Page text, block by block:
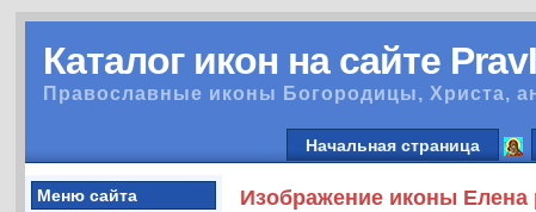
Каталог икон на сайте
Православные иконы Богородицы, Христа,
Начальная страница
Меню сайта Изображение иконы Елена